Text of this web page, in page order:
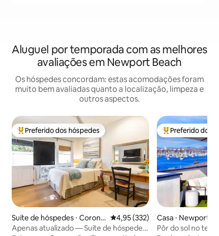
Aluguel por temporada com as melhores
avaliações em Newport Beach
Os hóspedes concordam: estas acomodações foram
muito bem avaliadas quanto a localização, limpeza e
outros aspectos.
Entre os melhores preferidos dos hóspedes
Preferido dos hóspedes
Suíte de hóspedes ⋅ Corona
del Mar
4,95 de uma avaliação média de
4,95 (332)
Apenas atualizado — Suíte de hóspedes
Entre os
Preferido dos
Casa ⋅ Newport
Pôr do sol no